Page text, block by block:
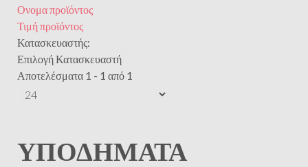
Ονομα προϊόντος
Τιμή προϊόντος
Κατασκευαστής:
Επιλογή Κατασκευαστή
Αποτελέσματα 1 - 1 από 1
ΥΠΟΔΉΜΑΤΑ